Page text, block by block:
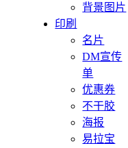
背景图片
印刷
名片
DM宣传
单
优惠券
不干胶
海报
易拉宝